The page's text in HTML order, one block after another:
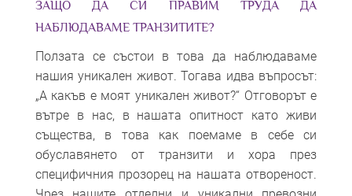
ЗАЩО ДА СИ ПРАВИМ ТРУДА ДА
НАБЛЮДАВАМЕ ТРАНЗИТИТЕ?
Ползата се състои в това да наблюдаваме
нашия уникален живот. Тогава идва въпросът:
„А какъв е моят уникален живот?“ Отговорът е
вътре в нас, в нашата опитност като живи
същества, в това как поемаме в себе си
обуславянето от транзити и хора през
специфичния прозорец на нашата отвореност.